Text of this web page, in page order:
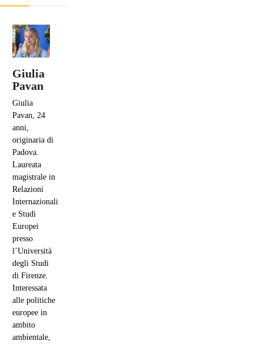
Giulia
Pavan
Giulia
Pavan, 24
anni,
originaria di
Padova.
Laureata
magistrale in
Relazioni
Internazionali
e Studi
Europei
presso
l’Università
degli Studi
di Firenze.
Interessata
alle politiche
europee in
ambito
ambientale,